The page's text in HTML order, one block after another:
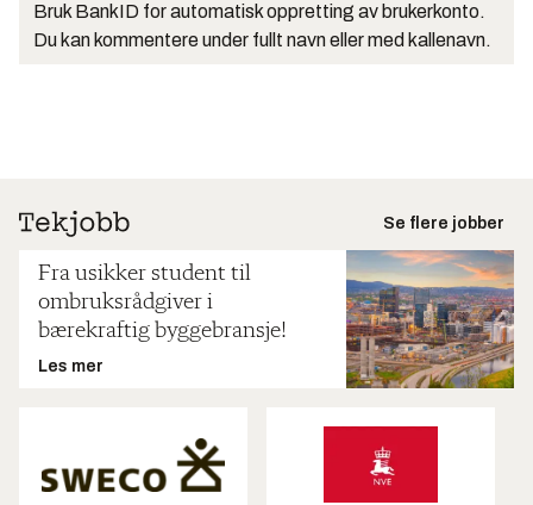
Bruk BankID for automatisk oppretting av brukerkonto.
Du kan kommentere under fullt navn eller med kallenavn.
Se flere jobber
Fra usikker student til
ombruksrådgiver i
bærekraftig byggebransje!
Les mer